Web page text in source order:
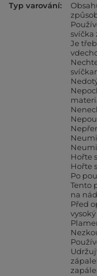
Typ varování
svíčka
Je
Hořte
Hořte
Po
Tento
na
Před